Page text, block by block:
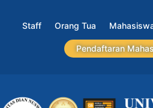
Staff Orang Tua
Pendaftaran